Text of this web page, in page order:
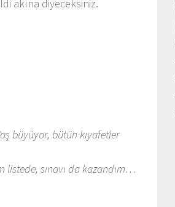
akına diyeceksiniz.
büyüyor, bütün kıyafetler
listede, sınavı da kazandım…